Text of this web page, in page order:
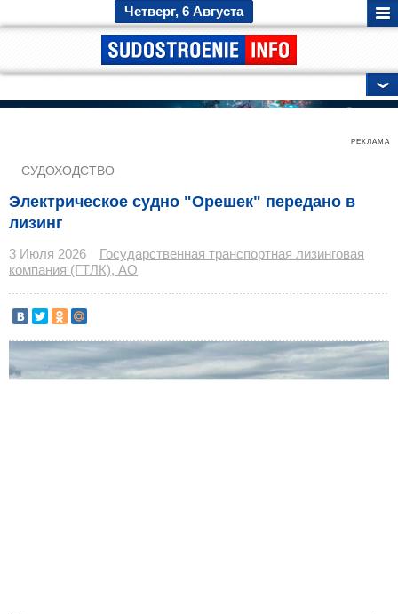
Четверг, 6 Августа
РЕКЛАМА
СУДОХОДСТВО
Электрическое судно "Орешек" передано в
лизинг
3 Июля 2026
Государственная транспортная лизинговая
компания (ГТЛК), АО